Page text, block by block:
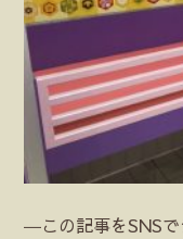
―この記事をSNS